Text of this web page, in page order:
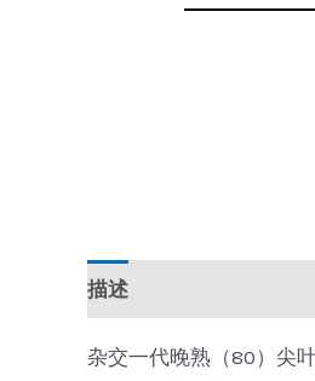
描述
杂交一代晚熟（80）尖